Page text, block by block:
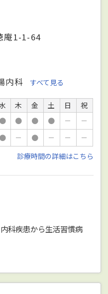
庵1-1-64
内科 すべて見る
木 金 土 日
祝
● ● ● ● －
－
● － ● － －
－
診療時間の詳細はこちら
科疾患から生活習慣病